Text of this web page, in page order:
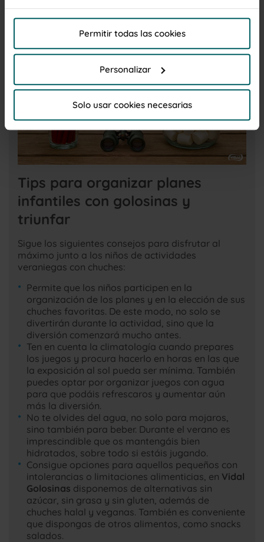
las cookies, y sus datos de contacto son accesibles
en elAviso Legal
Por favor, haga clic en "Permitir todas las cookies" si
desea admitir todas las cookies de esta Web. Haga
que se instalen, para unainformación más completa
lea la Política de cookies
Permitir todas las cookies
Personalizar
Solo usar cookies necesarias
Tips para organizar planes
infantiles con golosinas y
triunfar
Sigue los siguientes consejos para disfrutar al
máximo junto a los niños de actividades
veraniegas con chuches:
Permite que los niños participen en la
organización de los planes y en la elección de sus
chuches favoritas. De este modo, no solo se
divertirán durante la actividad, sino que la
diversión comenzará mucho antes.
Ten en cuenta la climatología cuando prepares
los juegos y procura hacerlo en horas en las que
la exposición al sol pueda ser mínima. También
puedes optar por organizar juegos con agua
para que podáis refrescaros y aumentar aún
más la diversión.
No te olvides del agua, no solo para mojaros,
sino también para beber. Durante el verano es
imprescindible que os mantengáis bien
hidratados, sobre todo si estáis jugando.
Consigue opciones para aquellos pequeños con
intolerancias o limitaciones alimenticias, en Vidal
Golosinas disponemos de alternativas sin
azúcar, sin grasa y sin gluten, además de
chuches halal y veganas. También es conveniente
que dispongas de otros alimentos, como snacks
salados.